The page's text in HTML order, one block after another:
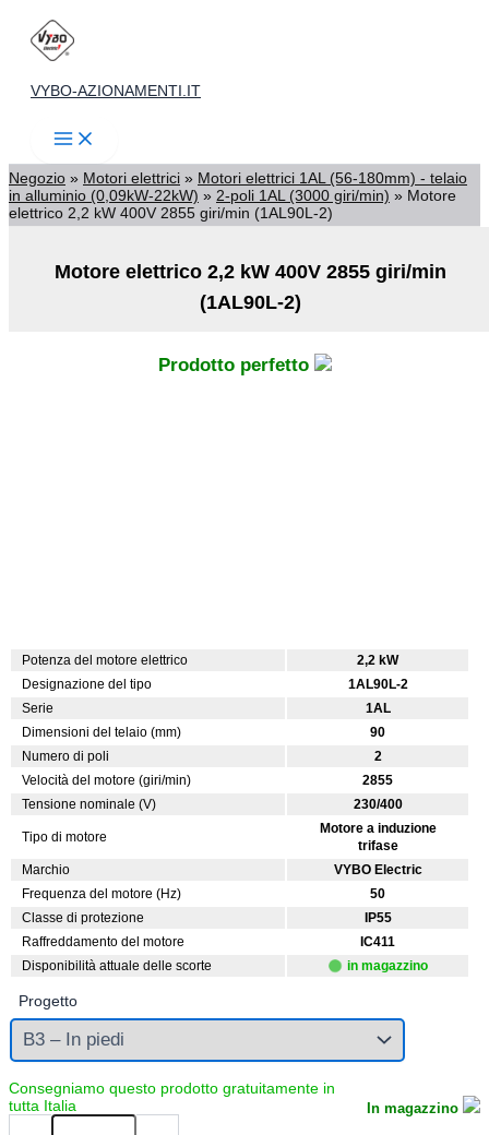
contenuto
VYBO-AZIONAMENTI.IT
Negozio » Motori elettrici » Motori elettrici 1AL (56-180mm) - telaio
in alluminio (0,09kW-22kW) » 2-poli 1AL (3000 giri/min) » Motore
elettrico 2,2 kW 400V 2855 giri/min (1AL90L-2)
Motore elettrico 2,2 kW 400V 2855 giri/min
(1AL90L-2)
Prodotto perfetto
Potenza del motore elettrico
2,2 kW
Designazione del tipo
1AL90L-2
Serie
1AL
Dimensioni del telaio (mm)
90
Numero di poli
2
Velocità del motore (giri/min)
2855
Tensione nominale (V)
230/400
Tipo di motore
Motore a induzione
trifase
Marchio
VYBO Electric
Frequenza del motore (Hz)
50
Classe di protezione
IP55
Raffreddamento del motore
IC411
Disponibilità attuale delle scorte
in magazzino
Progetto
In magazzino
Motore